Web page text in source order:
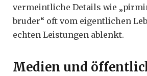
vermeintliche Details wie
bruder“ oft vom eigentlichen
echten Leistungen ablenkt.
Medien und